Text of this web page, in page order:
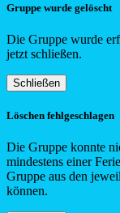
Gruppe wurde gelöscht
Die Gruppe wurde
jetzt schließen.
Schließen
Löschen fehlgeschlagen
Die Gruppe konnte
mindestens einer
Gruppe aus den
können.